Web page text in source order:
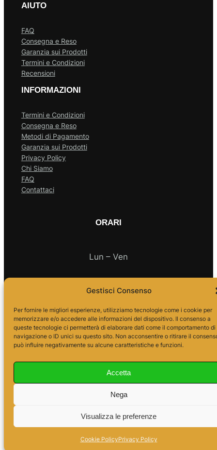
Gestisci Consenso
Per fornire le migliori esperienze, utilizziamo tecnologie come i cookie per
memorizzare e/o accedere alle informazioni del dispositivo. Il consenso a
queste tecnologie ci permetterà di elaborare dati come il comportamento di
navigazione o ID unici su questo sito. Non acconsentire o ritirare il
può influire negativamente su alcune caratteristiche e funzioni.
Accetta
Nega
Visualizza le preferenze
Cookie PolicyPrivacy Policy
AIUTO
FAQ
Consegna e Reso
Garanzia sui Prodotti
Termini e Condizioni
Recensioni
INFORMAZIONI
Termini e Condizioni
Consegna e Reso
Metodi di Pagamento
Garanzia sui Prodotti
Privacy Policy
Chi Siamo
FAQ
Contattaci
ORARI
Lun – Ven
10.00 – 18.00